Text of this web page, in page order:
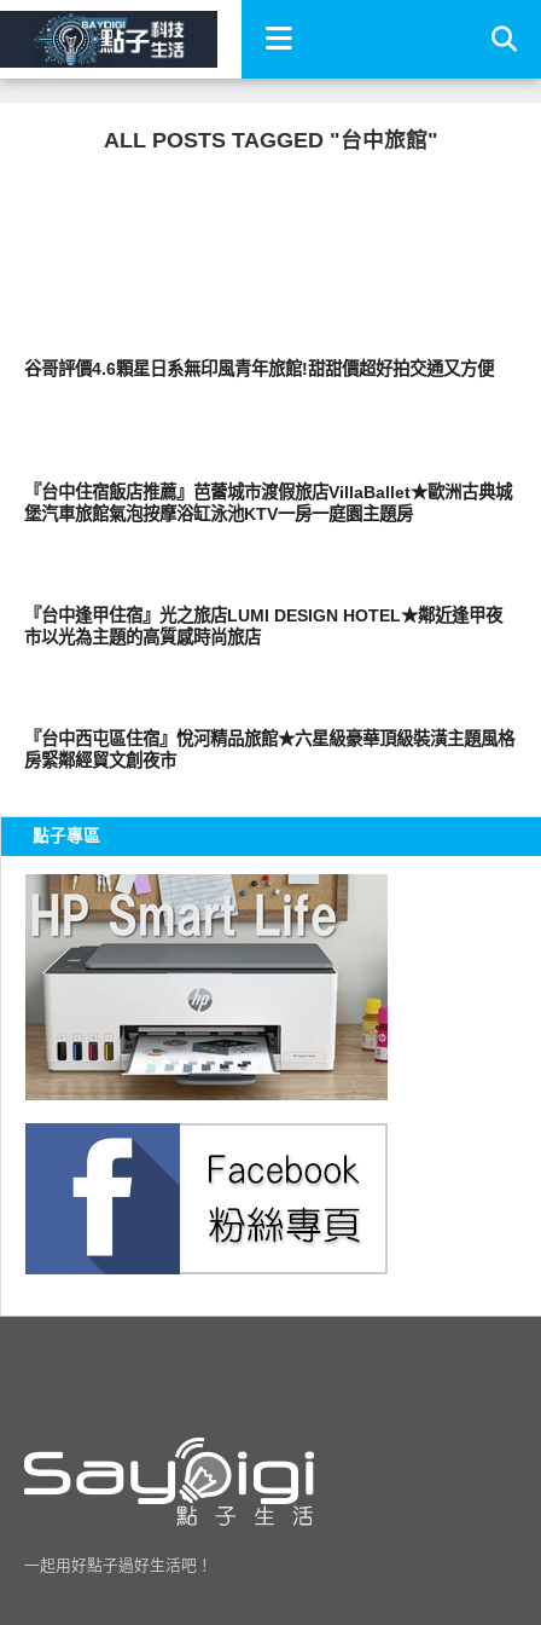
ALL POSTS TAGGED "台中旅館"
谷哥評價4.6顆星日系無印風青年旅館!甜甜價超好拍交通又方便
『台中住宿飯店推薦』芭蕾城市渡假旅店VillaBallet★歐洲古典城
堡汽車旅館氣泡按摩浴缸泳池KTV一房一庭園主題房
『台中逢甲住宿』光之旅店LUMI DESIGN HOTEL★鄰近逢甲夜
市以光為主題的高質感時尚旅店
『台中西屯區住宿』悅河精品旅館★六星級豪華頂級裝潢主題風格
房緊鄰經貿文創夜市
點子專區
一起用好點子過好生活吧！